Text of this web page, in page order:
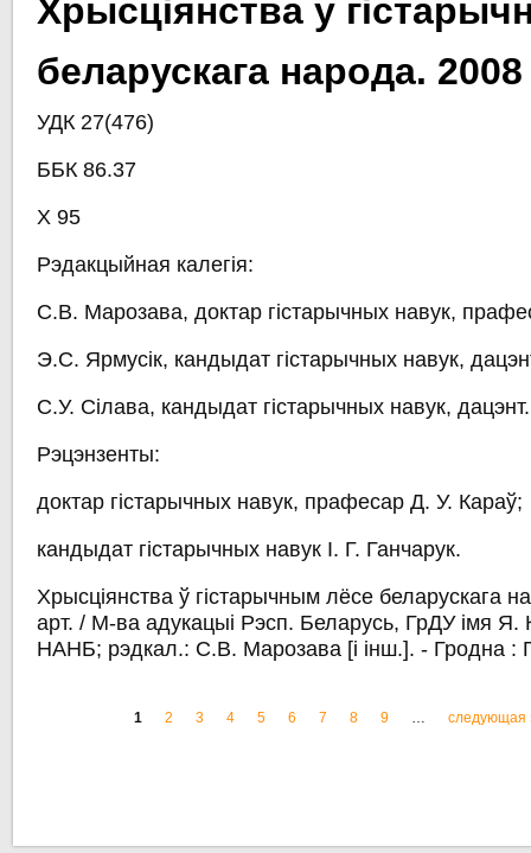
Хрысціянства у
беларускага народа. 2008
УДК 27(476)
ББК 86.37
Х 95
Рэдакцыйная калегія:
С.В. Марозава, доктар гістарычных навук,
Э.С. Ярмусік, кандыдат гістарычных навук,
С.У. Сілава, кандыдат гістарычных навук, дацэнт.
Рэцэнзенты:
доктар гістарычных навук, прафесар Д. У. Караў;
кандыдат гістарычных навук І. Г. Ганчарук.
Хрысціянства ў гістарычным лёсе беларускага
арт. / М-ва адукацыі Рэсп. Беларусь, ГрДУ імя Я.
НАНБ; рэдкал.: С.В. Марозава [і інш.]. - Гродна :
Страницы
1 2 3 4 5 6 7 8 9 … следующая